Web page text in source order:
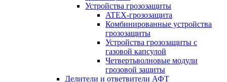
Устройства грозозащиты
ATEX-грозозащита
Комбинированные устройства
грозозащиты
Устройства грозозащиты с
газовой капсулой
Четвертьволновые модули
грозовой защиты
Делители и ответвители АФТ